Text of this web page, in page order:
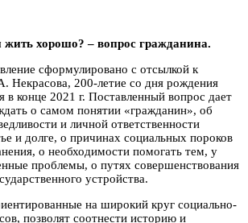
жить хорошо? – вопрос гражданина.
сформулировано с отсылкой к
Некрасова, 200-летие со дня рождения
в конце 2021 г. Поставленный вопрос дает
о самом понятии «гражданин», об
и личной ответственности
и долге, о причинах социальных пороков
о необходимости помогать тем, у
проблемы, о путях совершенствования
устройства.
на широкий круг социально-
позволят соотнести историю и